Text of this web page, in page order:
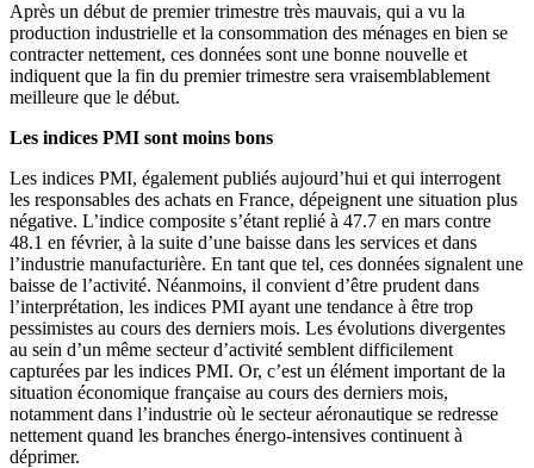
Après un début de premier trimestre très mauvais, qui a vu la
production industrielle et la consommation des ménages en bien se
contracter nettement, ces données sont une bonne nouvelle et
indiquent que la fin du premier trimestre sera vraisemblablement
meilleure que le début.
Les indices PMI sont moins bons
Les indices PMI, également publiés aujourd’hui et qui interrogent
les responsables des achats en France, dépeignent une situation plus
négative. L’indice composite s’étant replié à 47.7 en mars contre
48.1 en février, à la suite d’une baisse dans les services et dans
l’industrie manufacturière. En tant que tel, ces données signalent une
baisse de l’activité. Néanmoins, il convient d’être prudent dans
l’interprétation, les indices PMI ayant une tendance à être trop
pessimistes au cours des derniers mois. Les évolutions divergentes
au sein d’un même secteur d’activité semblent difficilement
capturées par les indices PMI. Or, c’est un élément important de la
situation économique française au cours des derniers mois,
notamment dans l’industrie où le secteur aéronautique se redresse
nettement quand les branches énergo-intensives continuent à
déprimer.